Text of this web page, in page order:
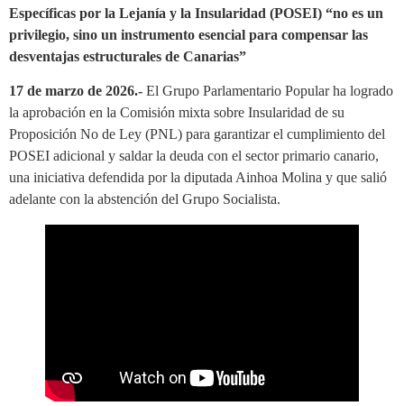
Específicas por la Lejanía y la Insularidad (POSEI) “no es un
privilegio, sino un instrumento esencial para compensar las
desventajas estructurales de Canarias”
17 de marzo de 2026.- El Grupo Parlamentario Popular ha logrado
la aprobación en la Comisión mixta sobre Insularidad de su
Proposición No de Ley (PNL) para garantizar el cumplimiento del
POSEI adicional y saldar la deuda con el sector primario canario,
una iniciativa defendida por la diputada Ainhoa Molina y que salió
adelante con la abstención del Grupo Socialista.